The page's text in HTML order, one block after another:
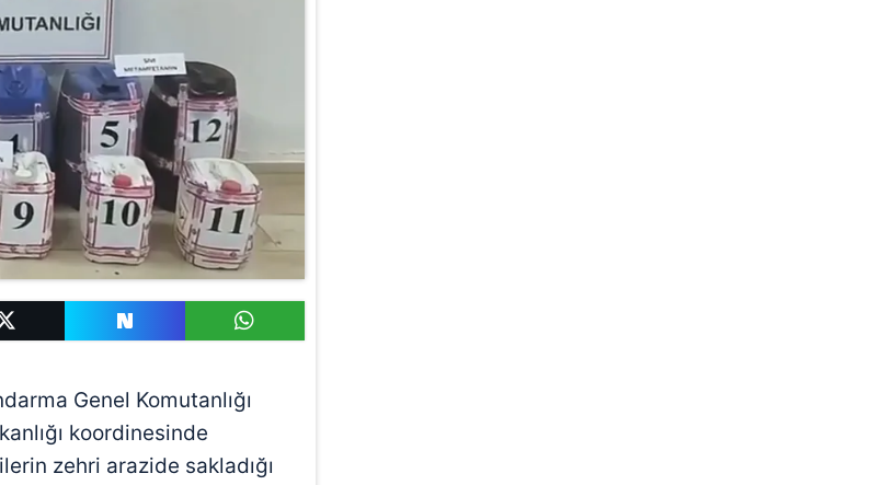
Genel Komutanlığı
koordinesinde
zehri arazide sakladığı